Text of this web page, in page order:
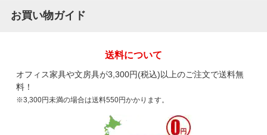
お買い物ガイド
送料について
オフィス家具や文房具が3,300円(税込)以上のご注文で送料無
料！
※3,300円未満の場合は送料550円かかります。